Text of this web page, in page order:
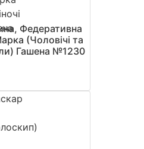
Федеративна
(Чоловічі та
Гашена №1230